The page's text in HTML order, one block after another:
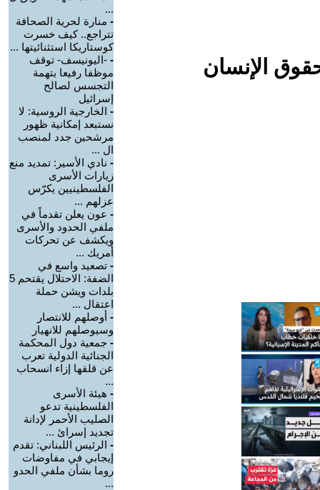
الإنسان
...
- منارة لحرية الصحافة
تتراجع.. كيف خسرت
كوستاريكا استثنائيتها ...
- -اليونيسف- توقف
موظفا رفيعا بتهمة
التجسس لصالح
إسرائيل
- الخارجية الروسية: لا
نستبعد إمكانية ظهور
مرشحين جدد لمنصب
ال ...
- نادي الأسير: تمديد منع
زيارات الأسرى
الفلسطينيين يكرّس
عزلهم ...
- عون يعلن تقدماً في
ملفي الحدود والأسرى
ويكشف عن تحركات
أمريك ...
- تصعيد واسع في
الضفة: الاحتلال يقتحم 5
بلدات ويشن حملة
اعتقال ...
- أوصلهم للانتصار
وسيوصلهم للانهيار
- جمعية دول المحكمة
الجنائية الدولية تعرب
عن قلقها إزاء انسحاب
...
- هيئة الأسرى
الفلسطينية تدعو
الصليب الأحمر لإدانة
تجديد إسرائ ...
- الرئيس اللبناني: تقدم
إيجابي في مفاوضات
روما بشأن ملفي الحدو
...